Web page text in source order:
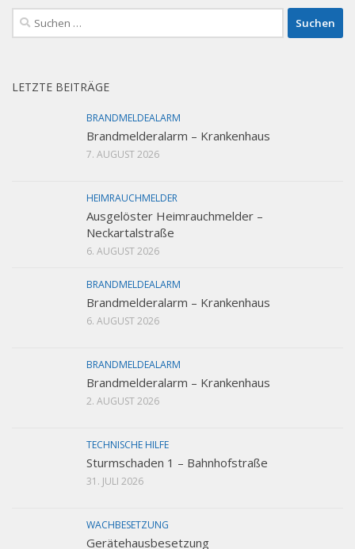
Suchen
nach:
LETZTE BEITRÄGE
BRANDMELDEALARM
Brandmelderalarm – Krankenhaus
7. AUGUST 2026
HEIMRAUCHMELDER
Ausgelöster Heimrauchmelder –
Neckartalstraße
6. AUGUST 2026
BRANDMELDEALARM
Brandmelderalarm – Krankenhaus
6. AUGUST 2026
BRANDMELDEALARM
Brandmelderalarm – Krankenhaus
2. AUGUST 2026
TECHNISCHE HILFE
Sturmschaden 1 – Bahnhofstraße
31. JULI 2026
WACHBESETZUNG
Gerätehausbesetzung